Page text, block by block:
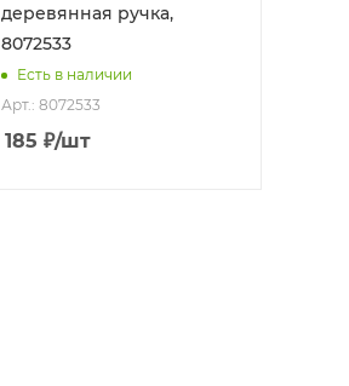
деревянная ручка,
8072533
Есть в наличии
Арт.: 8072533
185 ₽/шт